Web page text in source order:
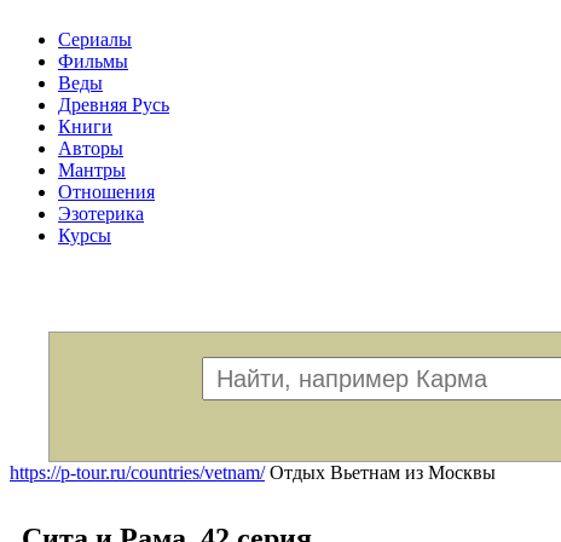
Сериалы
Фильмы
Веды
Древняя Русь
Книги
Авторы
Мантры
Отношения
Эзотерика
Курсы
https://p-tour.ru/countries/vetnam/Отдых Вьетнам из Москвы